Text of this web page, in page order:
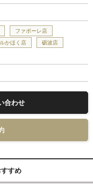
ファボーレ店
かほく店
砺波店
合わせ
すめ